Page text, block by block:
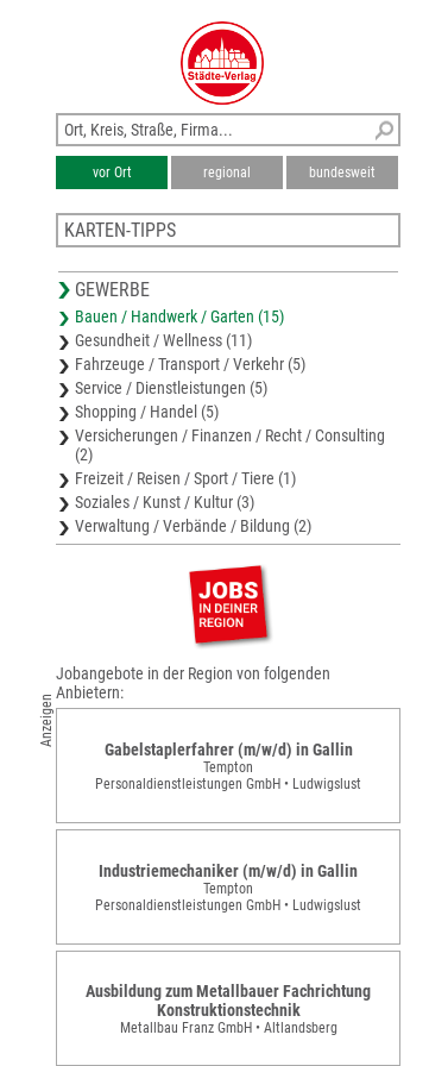
vor Ort regional bundesweit
KARTEN-TIPPS
Stadtplan Fehrbellin
Stadtplan Nauen
Stadtplan Wittstock
Stadtplan Kyritz
GEWERBE
Bauen / Handwerk / Garten (15)
Gesundheit / Wellness (11)
Fahrzeuge / Transport / Verkehr (5)
Service / Dienstleistungen (5)
Shopping / Handel (5)
Versicherungen / Finanzen / Recht / Consulting
(2)
Freizeit / Reisen / Sport / Tiere (1)
Soziales / Kunst / Kultur (3)
Verwaltung / Verbände / Bildung (2)
Anzeigen
Jobangebote in der Region von folgenden
Anbietern:
Gabelstaplerfahrer (m/w/d) in Gallin
Tempton
Personaldienstleistungen GmbH • Ludwigslust
Industriemechaniker (m/w/d) in Gallin
Tempton
Personaldienstleistungen GmbH • Ludwigslust
Ausbildung zum Metallbauer Fachrichtung
Konstruktionstechnik
Metallbau Franz GmbH • Altlandsberg